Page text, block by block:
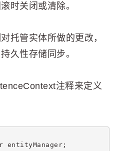
时关闭或清除。
托管实体所做的更改，
久性存储同步。
注释来定义
entityManager;